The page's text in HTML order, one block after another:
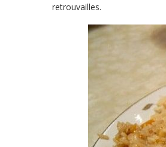
retrouvailles.